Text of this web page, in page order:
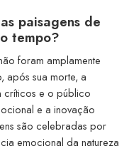
paisagens de
tempo?
foram amplamente
após sua morte, a
críticos e o público
e a inovação
são celebradas por
emocional da natureza